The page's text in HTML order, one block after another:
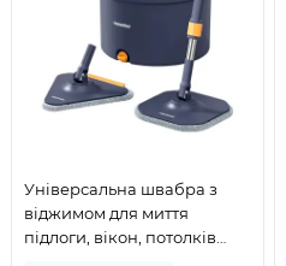
Універсальна швабра з
віджимом для миття
підлоги, вікон, потолків